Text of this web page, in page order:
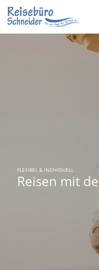
FLEXIBEL & INDIVIDUELL
Reisen mit